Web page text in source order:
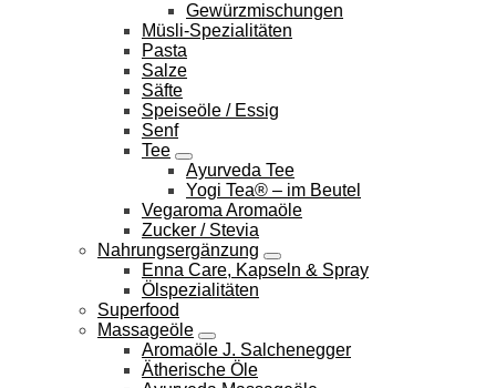
Gewürzmischungen
Müsli-Spezialitäten
Pasta
Salze
Säfte
Speiseöle / Essig
Senf
Tee
Ayurveda Tee
Yogi Tea® – im Beutel
Vegaroma Aromaöle
Zucker / Stevia
Nahrungsergänzung
Enna Care, Kapseln & Spray
Ölspezialitäten
Superfood
Massageöle
Aromaöle J. Salchenegger
Ätherische Öle